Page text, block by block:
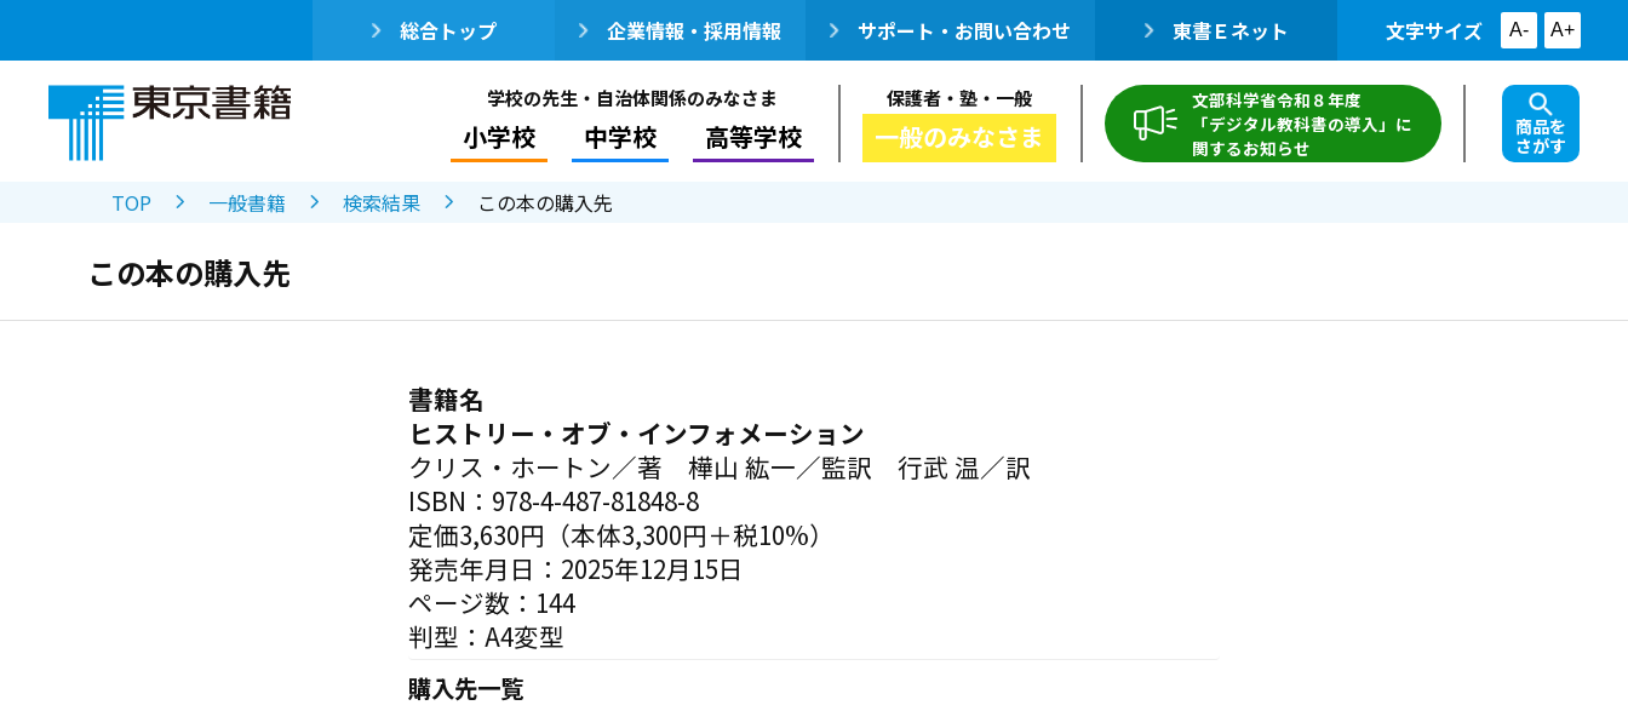
総合トップ 企業情報・採用情報 サポート・お問い合わせ 東書Ｅネット 文字サイズ A- A+
学校の先生・自治体関係のみなさま
小学校 中学校 高等学校
保護者・塾・一般
一般のみなさま
文部科学省令和８年度
「デジタル教科書の導入」に
関するお知らせ
商品を
さがす
TOP 一般書籍 検索結果 この本の購入先
この本の購入先
書籍名
ヒストリー・オブ・インフォメーション
クリス・ホートン／著 樺山 紘一／監訳 行武 温／訳
ISBN：978-4-487-81848-8
定価3,630円（本体3,300円＋税10%）
発売年月日：2025年12月15日
ページ数：144
判型：A4変型
購入先一覧